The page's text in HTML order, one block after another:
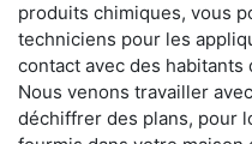
produits chimiques, vous
techniciens pour les
contact avec des habitants
Nous venons travailler
déchiffrer des plans, pour